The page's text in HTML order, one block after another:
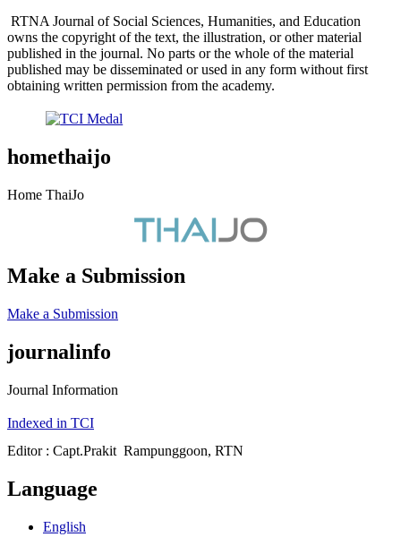
RTNA Journal of Social Sciences, Humanities, and Education
owns the copyright of the text, the illustration, or other material
published in the journal. No parts or the whole of the material
published may be disseminated or used in any form without first
obtaining written permission from the academy.
homethaijo
Home ThaiJo
Make a Submission
Make a Submission
journalinfo
Journal Information
Indexed in TCI
Editor : Capt.Prakit Rampunggoon, RTN
Language
English